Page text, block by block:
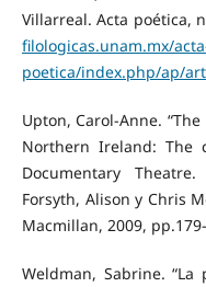
Villarreal. Acta poética,
filologicas.unam.mx/
poetica/index.php/ap/
Upton, Carol-Anne.
Northern Ireland: The
Documentary
Forsyth, Alison y Chris
Macmillan, 2009,
Weldman, Sabrine.